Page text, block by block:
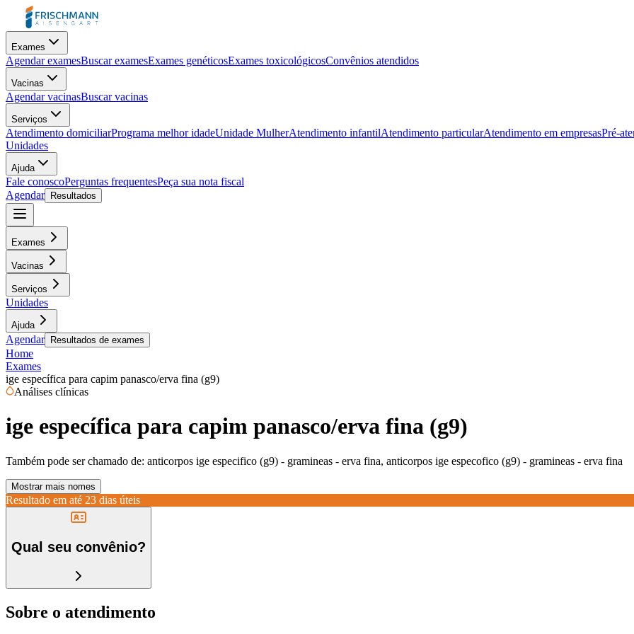
Exames
Agendar examesBuscar examesExames genéticosExames toxicológicosConvênios atendidos
Vacinas
Agendar vacinasBuscar vacinas
Serviços
Atendimento domiciliarPrograma melhor idadeUnidade MulherAtendimento infantilAtendimento particularAtendimento em empresasPré-
Unidades
Ajuda
Fale conoscoPerguntas frequentesPeça sua nota fiscal
Agendar
Resultados
Exames
Vacinas
Serviços
Unidades
Ajuda
Agendar Resultados de exames
Home
Exames
ige específica para capim panasco/erva fina (g9)
Análises clínicas
ige específica para capim panasco/erva fina (g9)
Também pode ser chamado de: anticorpos ige especifico (g9) - gramineas - erva fina, anticorpos ige especofico (g9) - gramineas - erva fina
Mostrar mais nomes
Resultado em até 23 dias úteis
Qual seu convênio?
Sobre o atendimento